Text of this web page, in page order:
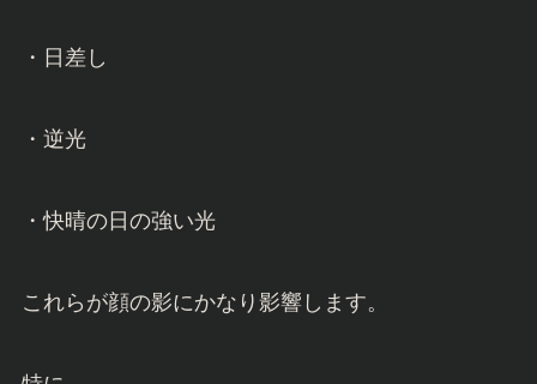
・日差し
・逆光
・快晴の日の強い光
これらが顔の影にかなり影響します。